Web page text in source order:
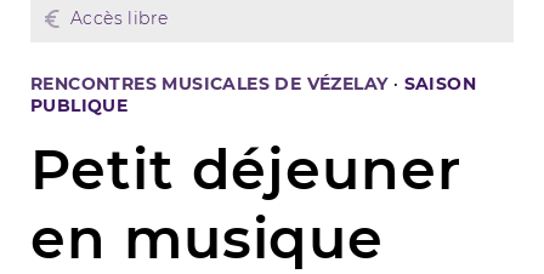
Accès libre
RENCONTRES MUSICALES DE VÉZELAY· SAISON
PUBLIQUE
Petit déjeuner
en musique